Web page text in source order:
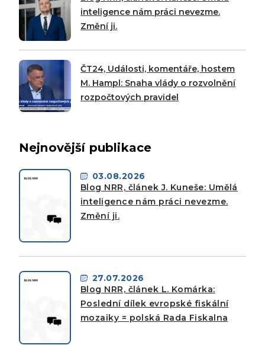
inteligence nám práci nevezme.
Změní ji.
ČT24, Události, komentáře, hostem
M. Hampl: Snaha vlády o rozvolnění
rozpočtových pravidel
Nejnovější publikace
03.08.2026
Blog NRR, článek J. Kuneše: Umělá
inteligence nám práci nevezme.
Změní ji.
27.07.2026
Blog NRR, článek L. Komárka:
Poslední dílek evropské fiskální
mozaiky = polská Rada Fiskalna